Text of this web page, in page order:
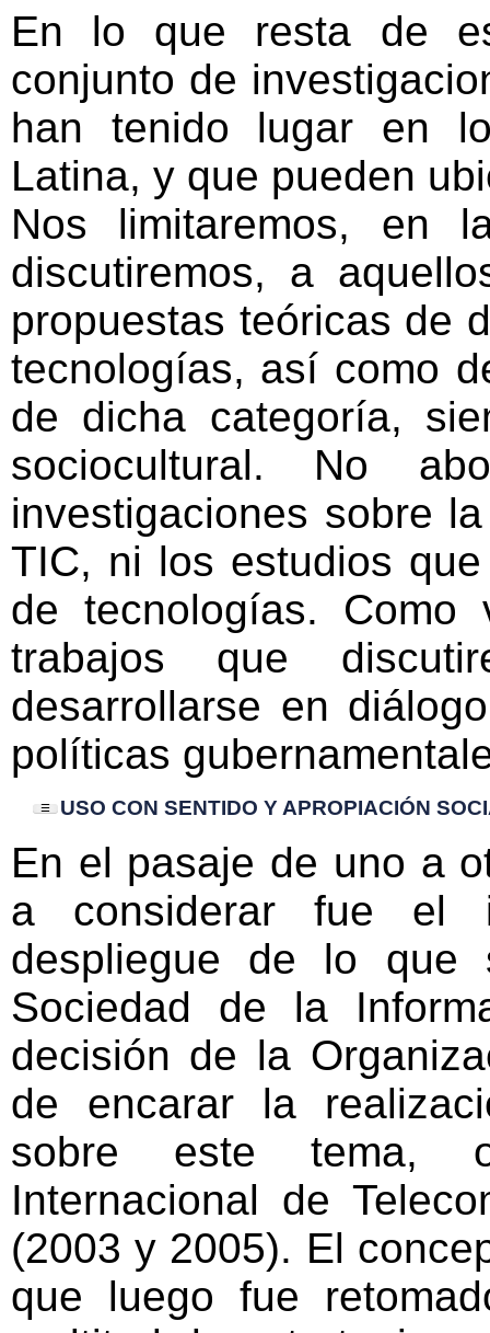
En lo que resta de
conjunto de
han tenido lugar en
Latina, y que pueden
Nos limitaremos, en
discutiremos, a
propuestas teóricas de
tecnologías, así como
de dicha categoría,
sociocultural. No
investigaciones sobre
TIC, ni los estudios
de tecnologías.
trabajos que
desarrollarse en
políticas
☰
»INTRODUCCIÓN: LA EMERGENCIA DE
CRÍTICA AL DEPENDENTISMO.
USO CON SENTIDO Y APROPIACIÓN
SOCIAL
UNA DEFINICIÓN NORMATIVA DE LA
APROPIACIÓN DE TECNOLOGÍAS
»
POLÍTICAS PÚBLICAS, EDUCACIÓN E
INCLUSIÓN DIGITAL.
»
LA PERSPECTIVA HERMENÉUTICA.
»CONCLUSIONES.
USO CON SENTIDO Y APROPIACIÓN
En el pasaje de uno a
a considerar fue el
despliegue de lo que
Sociedad de la
decisión de la
de encarar la
sobre este tema,
Internacional de
(2003 y 2005). El
que luego fue